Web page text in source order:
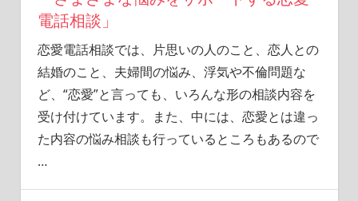
か？
電話相談」
恋愛電話相談では、片思いの人のこと、恋人との
結婚のこと、夫婦間の悩み、浮気や不倫問題な
ど、“恋愛”と言っても、いろんな形の相談内容を
受け付けています。また、中には、恋愛とは違っ
た内容の悩み相談も行っているところもあるので
…